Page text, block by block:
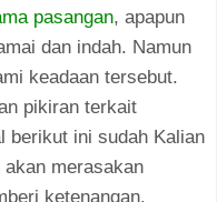
pasangan, apapun
dan indah. Namun
keadaan tersebut.
pikiran terkait
berikut ini sudah Kalian
merasakan
ketenangan.